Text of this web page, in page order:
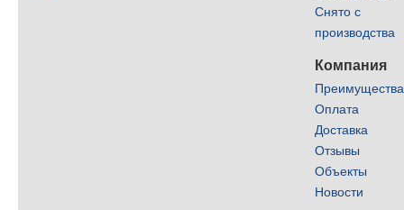
Снято с
производства
Компания
Преимущества
Оплата
Доставка
Отзывы
Объекты
Новости